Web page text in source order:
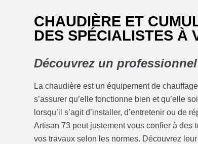
CHAUDIÈRE ET
DES SPÉCIALISTES À
Découvrez un
La chaudière est un équipement de
s’assurer qu’elle fonctionne bien et qu’elle
lorsqu’il s’agit d’installer, d’entretenir ou de
Artisan 73 peut justement vous confier à
vos travaux selon les normes. Découvrez